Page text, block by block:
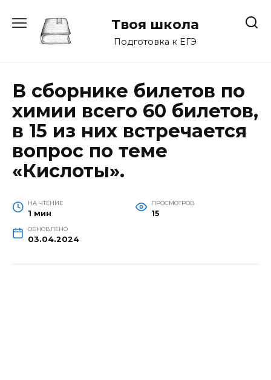
содержанию
Твоя школа
Подготовка к ЕГЭ
В сборнике билетов по
химии всего 60 билетов,
в 15 из них встречается
вопрос по теме
«Кислоты».
НА ЧТЕНИЕ
1 мин
ПРОСМОТРОВ
15
ОБНОВЛЕНО
03.04.2024